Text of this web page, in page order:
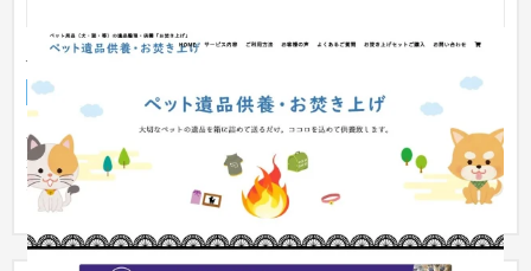
大阪ペット霊園社 - コーポレートサイト
サービスサイト 葬儀・墓石・仏壇 51〜100万円
ペット遺品供養・お焚き上げサービスのサイト。 大切なペット
が亡くなってしまい意気消沈している飼い主様に暗い気持ちに
なって...